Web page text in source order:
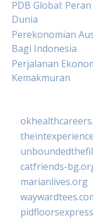
PDB Global:
Dunia
Perekonomian
Bagi Indonesia
Perjalanan
Kemakmuran
catfriends-
marianlives.org